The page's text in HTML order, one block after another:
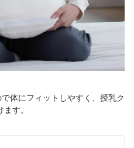
体にフィットしやすく、授乳ク
す。